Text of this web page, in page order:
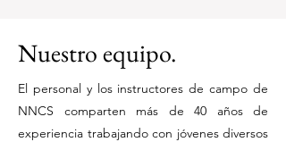
Nuestro equipo.
El personal y los instructores de campo de
NNCS comparten más de 40 años de
experiencia trabajando con jóvenes diversos